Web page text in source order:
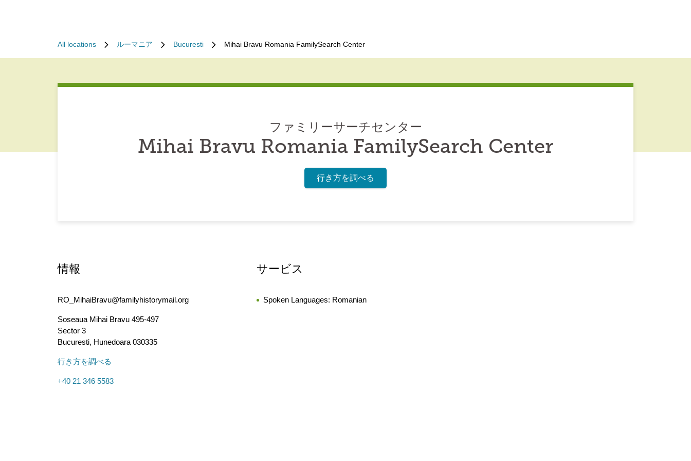
All locations ルーマニア Bucuresti Mihai Bravu Romania FamilySearch Center
ファミリーサーチセンター
Mihai Bravu Romania FamilySearch Center
行き方を調べる
情報
RO_MihaiBravu@familyhistorymail.org
Soseaua Mihai Bravu 495-497
Sector 3
Bucuresti, Hunedoara 030335
行き方を調べる
+40 21 346 5583
サービス
Spoken Languages: Romanian